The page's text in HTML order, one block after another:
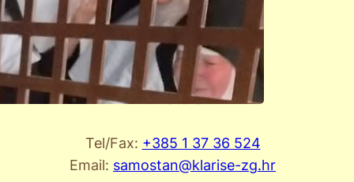
t
r
a
ž
i
Kontakt
Kvaternikova ulica 167
10000 Zagreb
Hrvatska
Tel/Fax: +385 1 37 36 524
Email: samostan@klarise-zg.hr